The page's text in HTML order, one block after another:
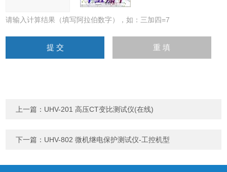
请输入计算结果（填写阿拉伯数字），如：三加四=7
上一篇： UHV-201 高压CT变比测试仪(在线)
下一篇： UHV-802 微机继电保护测试仪-工控机型